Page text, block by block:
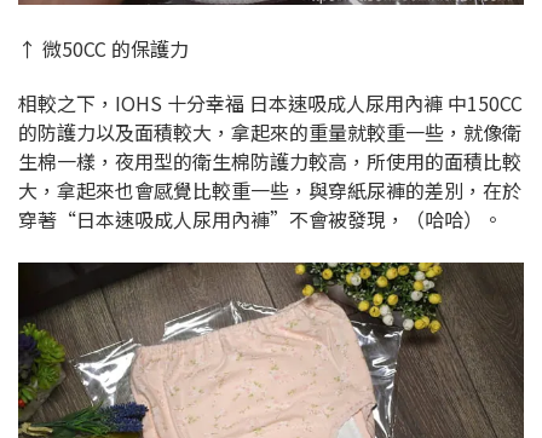
↑ 微50CC 的保護力
相較之下，IOHS 十分幸福 日本速吸成人尿用內褲 中150CC
的防護力以及面積較大，拿起來的重量就較重一些，就像衛
生棉一樣，夜用型的衛生棉防護力較高，所使用的面積比較
大，拿起來也會感覺比較重一些，與穿紙尿褲的差別，在於
穿著“日本速吸成人尿用內褲”不會被發現，（哈哈）。